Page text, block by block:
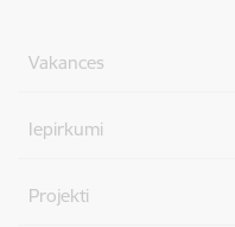
Vakances
Iepirkumi
Projekti